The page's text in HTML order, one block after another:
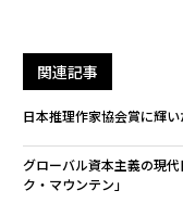
関連記事
日本推理作家協会賞に輝
グローバル資本主義の現
ク・マウンテン」